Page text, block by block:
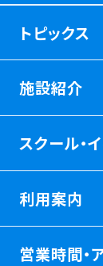
トピックス
施設紹介
スクール・
利⽤案内
営業時間・